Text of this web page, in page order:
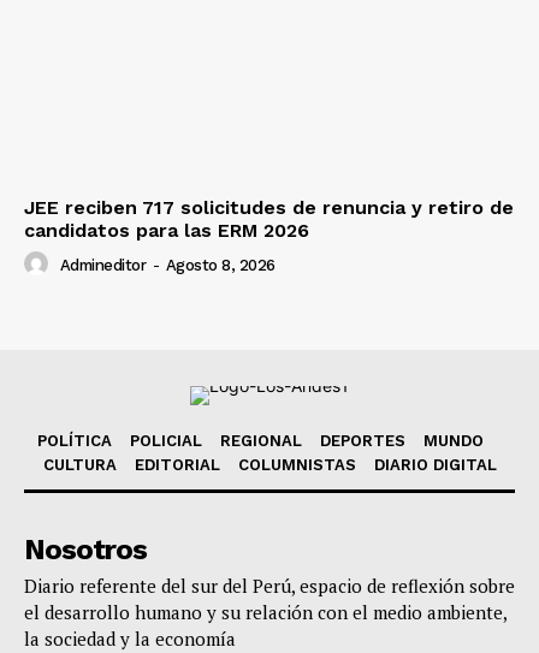
JEE reciben 717 solicitudes de renuncia y retiro de
candidatos para las ERM 2026
Admineditor - Agosto 8, 2026
POLÍTICA POLICIAL REGIONAL DEPORTES
MUNDO
CULTURA
EDITORIAL COLUMNISTAS DIARIO DIGITAL
Nosotros
Diario referente del sur del Perú, espacio de reflexión sobre
el desarrollo humano y su relación con el medio ambiente,
la sociedad y la economía